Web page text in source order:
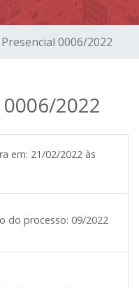
0006/2022
2022
em: 21/02/2022 às
do processo: 09/2022